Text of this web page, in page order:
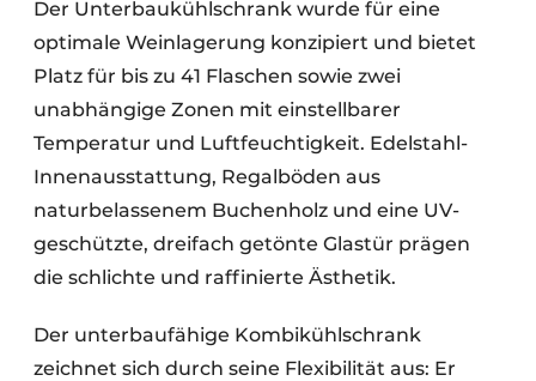
Der Unterbaukühlschrank wurde für eine
optimale Weinlagerung konzipiert und bietet
Platz für bis zu 41 Flaschen sowie zwei
unabhängige Zonen mit einstellbarer
Temperatur und Luftfeuchtigkeit. Edelstahl-
Innenausstattung, Regalböden aus
naturbelassenem Buchenholz und eine UV-
geschützte, dreifach getönte Glastür prägen
die schlichte und raffinierte Ästhetik.
Der unterbaufähige Kombikühlschrank
zeichnet sich durch seine Flexibilität aus: Er